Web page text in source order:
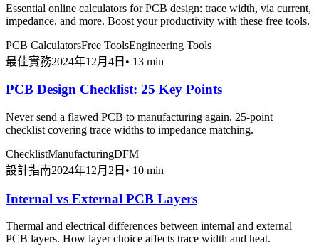
Essential online calculators for PCB design: trace width, via current,
impedance, and more. Boost your productivity with these free tools.
PCB CalculatorsFree ToolsEngineering Tools
最佳實務2024年12月4日 • 13 min
PCB Design Checklist: 25 Key Points
Never send a flawed PCB to manufacturing again. 25-point
checklist covering trace widths to impedance matching.
ChecklistManufacturingDFM
設計指南2024年12月2日 • 10 min
Internal vs External PCB Layers
Thermal and electrical differences between internal and external
PCB layers. How layer choice affects trace width and heat.